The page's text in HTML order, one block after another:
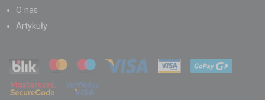
O nas
Artykuły